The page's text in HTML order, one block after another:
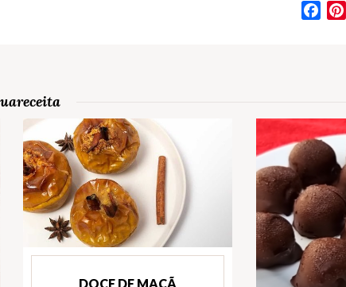
DOCE DE MAÇÃ